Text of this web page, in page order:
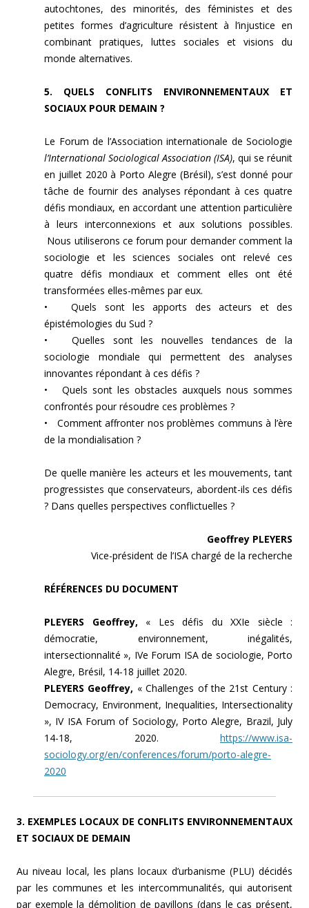
autochtones, des minorités, des féministes et des
petites formes d’agriculture résistent à l’injustice en
combinant pratiques, luttes sociales et visions du
monde alternatives.
5. QUELS CONFLITS ENVIRONNEMENTAUX ET
SOCIAUX POUR DEMAIN ?
Le Forum de l’Association internationale de Sociologie
l’International Sociological Association (ISA), qui se réunit
en juillet 2020 à Porto Alegre (Brésil), s’est donné pour
tâche de fournir des analyses répondant à ces quatre
défis mondiaux, en accordant une attention particulière
à leurs interconnexions et aux solutions possibles.
Nous utiliserons ce forum pour demander comment la
sociologie et les sciences sociales ont relevé ces
quatre défis mondiaux et comment elles ont été
transformées elles-mêmes par eux.
• Quels sont les apports des acteurs et des
épistémologies du Sud ?
• Quelles sont les nouvelles tendances de la
sociologie mondiale qui permettent des analyses
innovantes répondant à ces défis ?
• Quels sont les obstacles auxquels nous sommes
confrontés pour résoudre ces problèmes ?
• Comment affronter nos problèmes communs à l’ère
de la mondialisation ?
De quelle manière les acteurs et les mouvements, tant
progressistes que conservateurs, abordent-ils ces défis
? Dans quelles perspectives conflictuelles ?
Geoffrey PLEYERS
Vice-président de l’ISA chargé de la recherche
RÉFÉRENCES DU DOCUMENT
PLEYERS Geoffrey, « Les défis du XXIe siècle :
démocratie, environnement, inégalités,
intersectionnalité », IVe Forum ISA de sociologie, Porto
Alegre, Brésil, 14-18 juillet 2020.
PLEYERS Geoffrey, « Challenges of the 21st Century :
Democracy, Environment, Inequalities, Intersectionality
», IV ISA Forum of Sociology, Porto Alegre, Brazil, July
14-18, 2020. https://www.isa-
sociology.org/en/conferences/forum/porto-alegre-
2020
3. EXEMPLES LOCAUX DE CONFLITS ENVIRONNEMENTAUX
ET SOCIAUX DE DEMAIN
Au niveau local, les plans locaux d’urbanisme (PLU) décidés
par les communes et les intercommunalités, qui autorisent
par exemple la démolition de pavillons (dans le cas présent,